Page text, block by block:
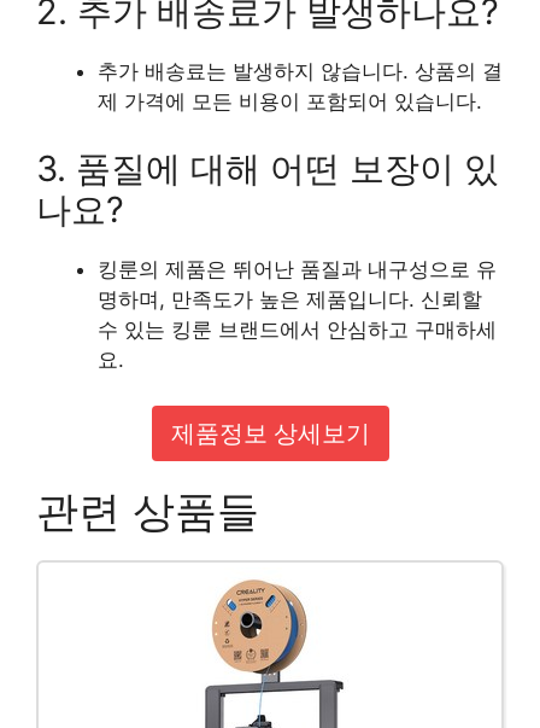
2. 추가 배송료가 발생하나요?
추가 배송료는 발생하지 않습니다. 상품의 결
제 가격에 모든 비용이 포함되어 있습니다.
3. 품질에 대해 어떤 보장이 있
나요?
킹룬의 제품은 뛰어난 품질과 내구성으로 유
명하며, 만족도가 높은 제품입니다. 신뢰할
수 있는 킹룬 브랜드에서 안심하고 구매하세
요.
제품정보 상세보기
관련 상품들